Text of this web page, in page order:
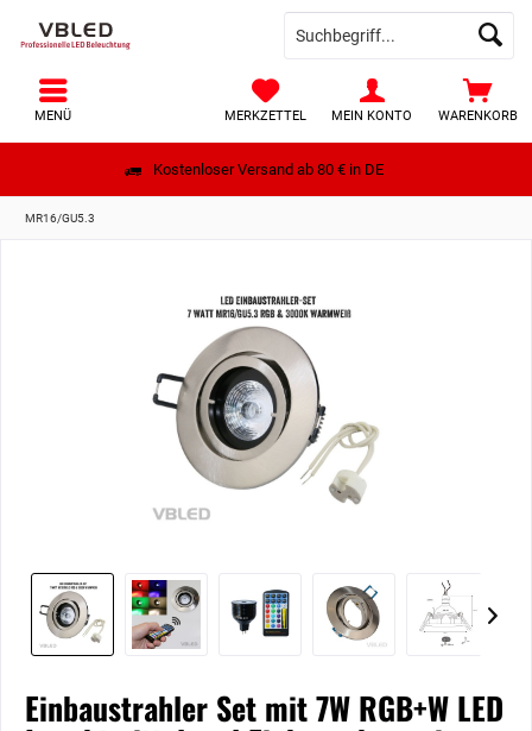
Kostenloser Versand ab 80 € in DE
WARENKORB
MERKZETTEL MEIN KONTO
MENÜ
MR16/GU5.3
Einbaustrahler Set mit 7W RGB+W LED